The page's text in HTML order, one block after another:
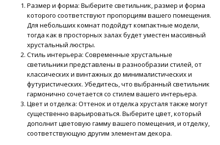
Размер и форма: Выберите светильник, размер и форма
которого соответствуют пропорциям вашего помещения.
Для небольших комнат подойдут компактные модели,
тогда как в просторных залах будет уместен массивный
хрустальный люстры.
Стиль интерьера: Современные хрустальные
светильники представлены в разнообразии стилей, от
классических и винтажных до минималистических и
футуристических. Убедитесь, что выбранный светильник
гармонично сочетается со стилем вашего интерьера.
Цвет и отделка: Оттенок и отделка хрусталя также могут
существенно варьироваться. Выберите цвет, который
дополнит цветовую гамму вашего помещения, и отделку,
соответствующую другим элементам декора.